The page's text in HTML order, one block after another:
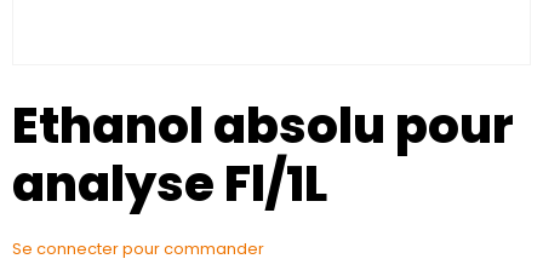
Ethanol absolu pour
analyse Fl/1L
Se connecter pour commander